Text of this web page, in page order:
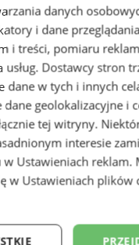
Bałtykiem w
danych
i dane
i treści, pomiaru
Dostawcy stron
dane w tych i innych
geolokalizacyjne i
tej witryny.
interesie
w Ustawieniach reklam.
w Ustawieniach plików